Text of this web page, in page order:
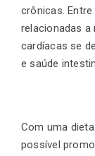
crônicas.
relacionadas a
cardíacas se
e saúde
Com uma
possível